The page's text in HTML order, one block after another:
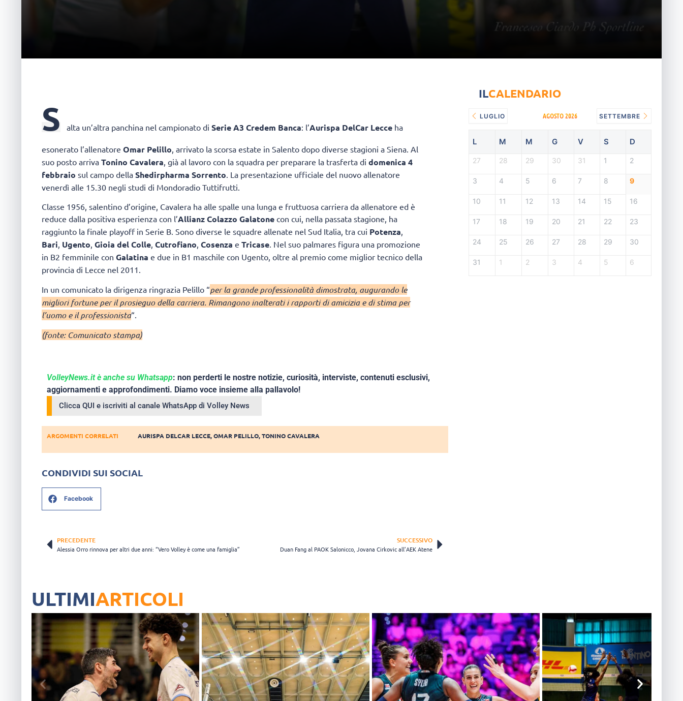
S alta un’altra panchina nel campionato di Serie A3 Credem Banca: l’Aurispa DelCar Lecce ha
esonerato l’allenatore Omar Pelillo , arrivato la scorsa estate in Salento dopo diverse stagioni a Siena. Al
suo posto arriva Tonino Cavalera , già al lavoro con la squadra per preparare la trasferta di domenica 4
febbraio sul campo della Shedirpharma Sorrento . La presentazione ufficiale del nuovo allenatore
venerdì alle 15.30 negli studi di Mondoradio Tuttifrutti.
Classe 1956, salentino d’origine, Cavalera ha alle spalle una lunga e fruttuosa carriera da allenatore ed è
reduce dalla positiva esperienza con l’Allianz Colazzo Galatone con cui, nella passata stagione, ha
raggiunto la finale playoff in Serie B. Sono diverse le squadre allenate nel Sud Italia, tra cui Potenza,
Bari, Ugento, Gioia del Colle, Cutrofiano, Cosenza e Tricase. Nel suo palmares figura una promozione
in B2 femminile con Galatina e due in B1 maschile con Ugento, oltre al premio come miglior tecnico della
provincia di Lecce nel 2011.
In un comunicato la dirigenza ringrazia Pelillo “per la grande professionalità dimostrata, augurando le
migliori fortune per il prosieguo della carriera. Rimangono inalterati i rapporti di amicizia e di stima per
l’uomo e il professionista“.
(fonte: Comunicato stampa)
VolleyNews.it è anche su Whatsapp: non perderti le nostre notizie, curiosità, interviste, contenuti esclusivi,
aggiornamenti e approfondimenti. Diamo voce insieme alla pallavolo!
Clicca QUI e iscriviti al canale WhatsApp di Volley News
ARGOMENTI CORRELATI AURISPA DELCAR LECCE,OMAR PELILLO,TONINO CAVALERA
CONDIVIDI SUI SOCIAL
Facebook
PRECEDENTE
Alessia Orro rinnova per altri due anni: “Vero Volley è come una famiglia”
SUCCESSIVO
Duan Fang al PAOK Salonicco, Jovana Cirkovic all’AEK Atene
ILCALENDARIO
LUGLIO AGOSTO 2026 SETTEMBRE
L M M G V S D
27 28 29 30 31 1 2
3 4 5 6 7 8 9
10 11 12 13 14 15 16
17 18 19 20 21 22 23
24 25 26 27 28 29 30
31 1 2 3 4 5 6
ULTIMIARTICOLI